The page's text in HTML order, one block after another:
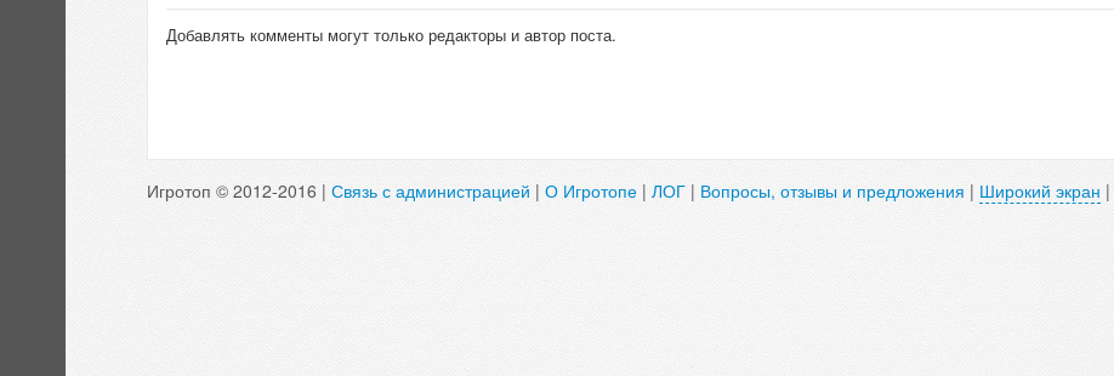
Добавлять комменты могут только редакторы и автор поста.
Игротоп © 2012-2016 | Связь с администрацией | О Игротопе | ЛОГ | Вопросы, отзывы и предложения | Широкий экран |